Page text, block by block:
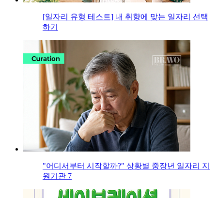
[일자리 유형 테스트] 내 취향에 맞는 일자리 선택
하기
"어디서부터 시작할까?" 상황별 중장년 일자리 지
원기관 7